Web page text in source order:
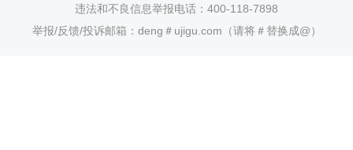
违法和不良信息举报电话：400-118-7898
举报/反馈/投诉邮箱：deng＃ujigu.com（请将＃替换成@）